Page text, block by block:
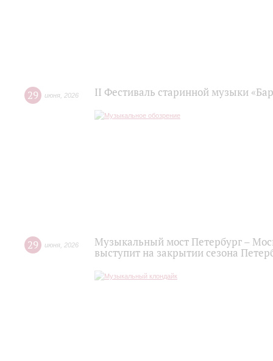
29 июня 2026 II Фестиваль старинной музыки
29 июня 2026
Музыкальный мост Петербург –
выступит на закрытии сезона